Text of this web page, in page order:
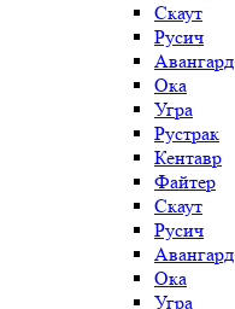
Скаут
Русич
Авангард
Ока
Угра
Рустрак
Кентавр
Файтер
Скаут
Русич
Авангард
Ока
Угра